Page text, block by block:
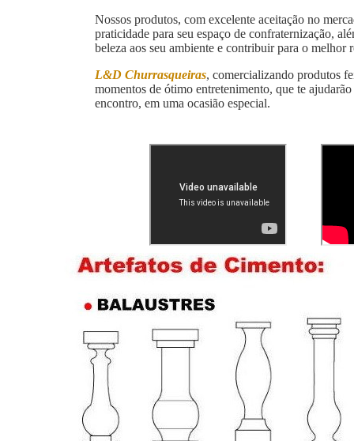
Nossos produtos, com excelente aceitação no
praticidade para seu espaço de confraternização,
beleza aos seu ambiente e contribuir para o melhor
L&D Churrasqueiras, comercializando produtos
momentos de ótimo entretenimento, que te
encontro, em uma ocasião especial.